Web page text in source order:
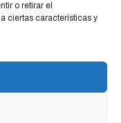
o retirar el
ciertas características y